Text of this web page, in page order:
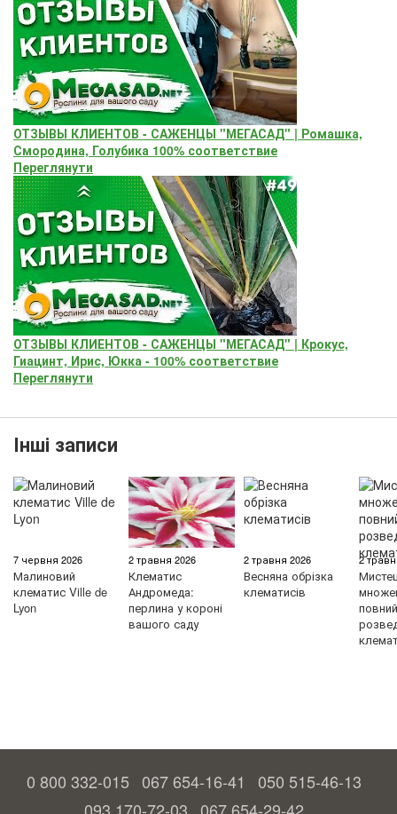
ОТЗЫВЫ КЛИЕНТОВ - САЖЕНЦЫ "МЕГАСАД" | Ромашка,
Смородина, Голубика 100% соответствие
Переглянути
ОТЗЫВЫ КЛИЕНТОВ - САЖЕНЦЫ "МЕГАСАД" | Крокус,
Гиацинт, Ирис, Юкка - 100% соответствие
Переглянути
Інші записи
7 червня 2026
Малиновий
клематис Ville de
Lyon
2 травня 2026
Клематис
Андромеда:
перлина у короні
вашого саду
2 травня 2026
Весняна обрізка
клематисів
2
повний
0 800 332-015 067 654-16-41
050 515-46-13